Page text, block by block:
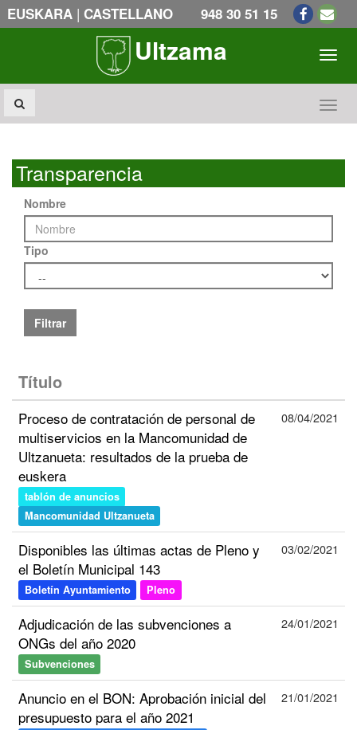
EUSKARA | CASTELLANO 948 30 51 15
Ultzama
Transparencia
Nombre
Tipo
Filtrar
Título
Proceso de contratación de personal de
multiservicios en la Mancomunidad de
Ultzanueta: resultados de la prueba de
euskera
tablón de anuncios
Mancomunidad Ultzanueta
08/04/2021
Disponibles las últimas actas de Pleno y
el Boletín Municipal 143
Boletín Ayuntamiento Pleno
03/02/2021
Adjudicación de las subvenciones a
ONGs del año 2020
Subvenciones
24/01/2021
Anuncio en el BON: Aprobación inicial del
presupuesto para el año 2021
21/01/2021